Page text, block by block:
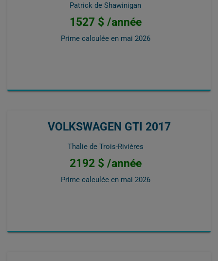
Patrick de Shawinigan
1527 $ /année
Prime calculée en mai 2026
VOLKSWAGEN GTI 2017
Thalie de Trois-Rivières
2192 $ /année
Prime calculée en mai 2026